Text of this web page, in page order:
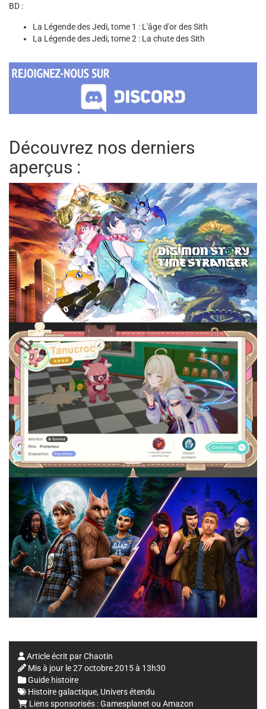
BD :
La Légende des Jedi, tome 1 : L'âge d'or des Sith
La Légende des Jedi, tome 2 : La chute des Sith
Découvrez nos derniers
aperçus :
Article écrit parChaotin
Mis à jour le27 octobre 2015 à 13h30
Guide histoire
Histoire galactique, Univers étendu
Liens sponsorisés :Gamesplanet ou Amazon